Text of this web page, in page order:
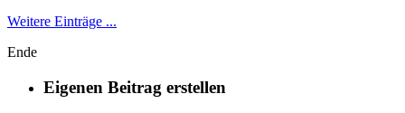
Weitere Einträge ...
Ende
Eigenen Beitrag erstellen